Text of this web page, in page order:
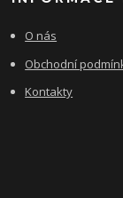
O nás
Obchodní
Kontakty